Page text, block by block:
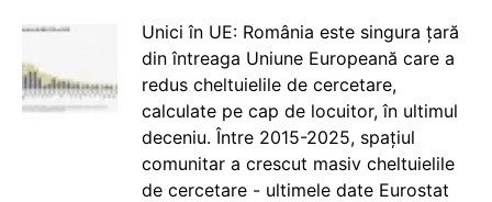
Unici în UE: România este singura țară
din întreaga Uniune Europeană care a
redus cheltuielile de cercetare,
calculate pe cap de locuitor, în ultimul
deceniu. Între 2015-2025, spațiul
comunitar a crescut masiv cheltuielile
de cercetare - ultimele date Eurostat